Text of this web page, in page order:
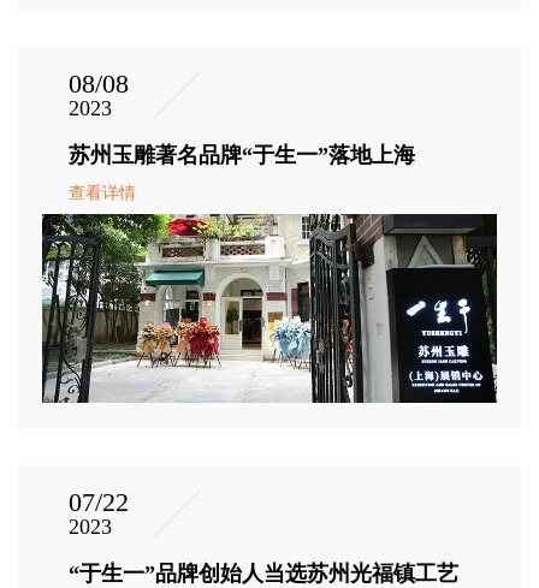
08/08
2023
苏州玉雕著名品牌“于生一”落地上海
查看详情
07/22
2023
“于生一”品牌创始人当选苏州光福镇工艺